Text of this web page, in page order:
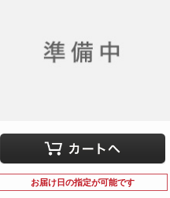
お届け日の指定が可能です